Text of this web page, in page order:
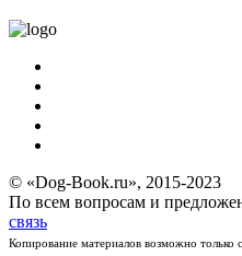
© «Dog-Book.ru», 2015-2023
По всем вопросам и
связь
Копирование материалов возможно только